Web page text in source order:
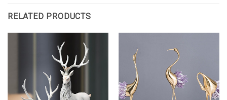
RELATED PRODUCTS